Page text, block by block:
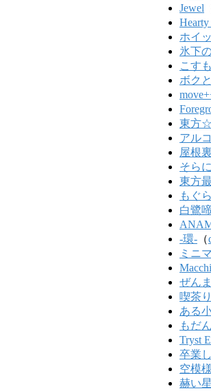
Jewel
Hearty
ホイ
氷下
こす
ボク
東方
アル
屋根
そら
東方
もぐ
白鷺
-環- （
ミニ
ぜん
喫茶
ある
もだ
Tryst
卒業
空模様
赫い星